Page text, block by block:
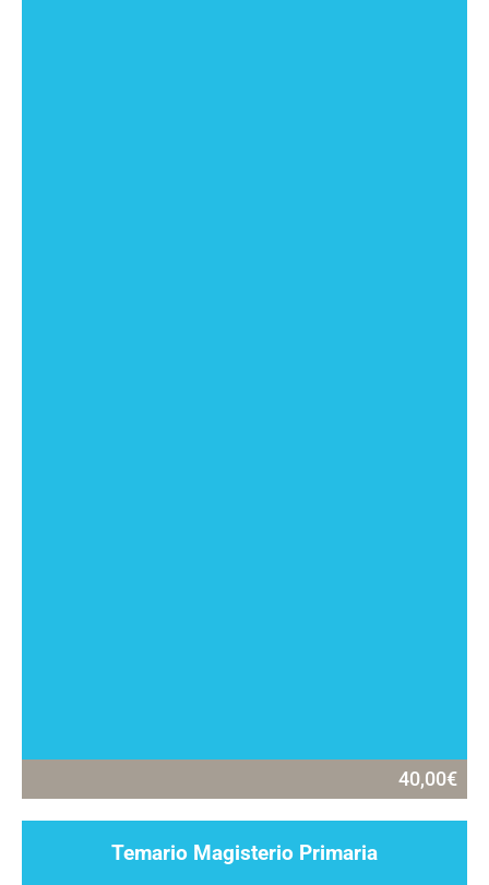
40,00€
Temario Magisterio Primaria